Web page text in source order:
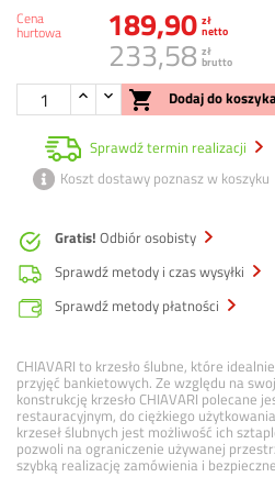
Cena
hurtowa
zł
netto
189,90
zł
brutto
233,58
 Dodaj do
Sprawdź termin realizacji
Koszt dostawy poznasz w koszyku
Gratis! Odbiór osobisty
Sprawdź metody i czas wysyłki
Sprawdź metody płatności
CHIAVARI to krzesło ślubne, które
przyjęć bankietowych. Ze względu na
konstrukcję krzesło CHIAVARI polecane
restauracyjnym, do ciężkiego
krzeseł ślubnych jest możliwość ich
pozwoli na ograniczenie używanej
szybką realizację zamówienia i